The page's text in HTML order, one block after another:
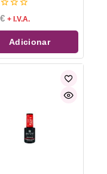
€ + I.V.A.
Adicionar